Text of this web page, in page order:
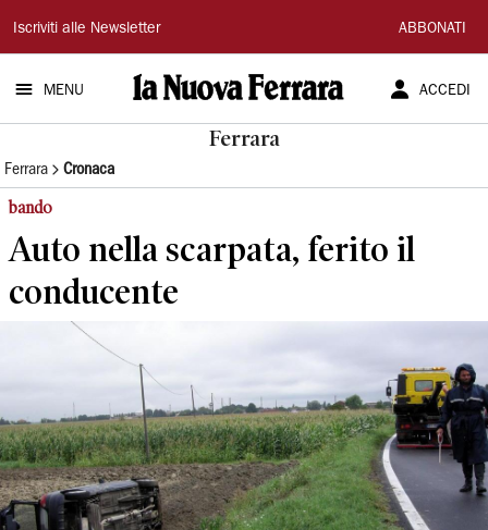
La
Nuova
Ferrara
Iscriviti alle Newsletter ABBONATI
MENU ACCEDI
Ferrara
Ferrara Cronaca
bando
Auto nella scarpata, ferito il
conducente